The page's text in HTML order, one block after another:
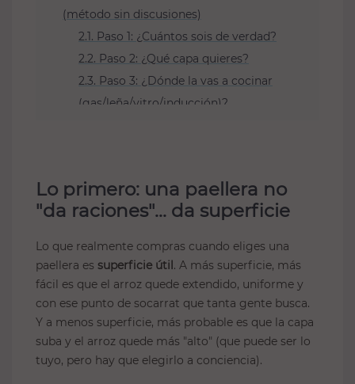
(método sin discusiones)
2.1. Paso 1: ¿Cuántos sois de verdad?
2.2. Paso 2: ¿Qué capa quieres?
2.3. Paso 3: ¿Dónde la vas a cocinar
(gas/leña/vitro/inducción)?
5. Paellas para 4–5 personas
6. Paellas para 6–8 personas
8. Paellas para más de 12
9. Errores típicos al comprar tamaño (y
cómo evitarlos)
10. FAQs
10.1. ¿Cómo sé qué diámetro necesito
si quiero capa fina?
Lo primero: una paellera no
"da raciones"… da superficie
Lo que realmente compras cuando eliges una
paellera es superficie útil. A más superficie, más
fácil es que el arroz quede extendido, uniforme y
con ese punto de socarrat que tanta gente busca.
Y a menos superficie, más probable es que la capa
suba y el arroz quede más "alto" (que puede ser lo
tuyo, pero hay que elegirlo a conciencia).